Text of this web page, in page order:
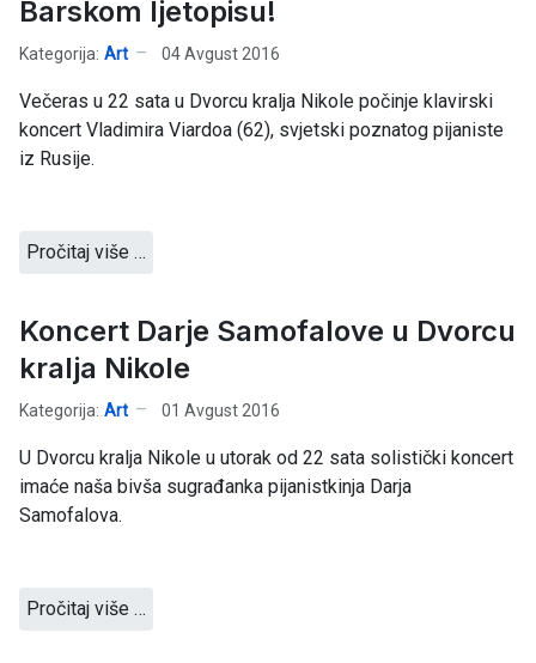
Barskom ljetopisu!
Kategorija: Art 04 Avgust 2016
Večeras u 22 sata u Dvorcu kralja Nikole počinje klavirski
koncert Vladimira Viardoa (62), svjetski poznatog pijaniste
iz Rusije.
Pročitaj više …
Koncert Darje Samofalove u Dvorcu
kralja Nikole
Kategorija: Art 01 Avgust 2016
U Dvorcu kralja Nikole u utorak od 22 sata solistički koncert
imaće naša bivša sugrađanka pijanistkinja Darja
Samofalova.
Pročitaj više …